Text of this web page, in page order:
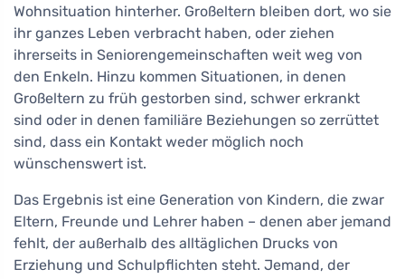
Wohnsituation hinterher. Großeltern bleiben dort, wo sie
ihr ganzes Leben verbracht haben, oder ziehen
ihrerseits in Seniorengemeinschaften weit weg von
den Enkeln. Hinzu kommen Situationen, in denen
Großeltern zu früh gestorben sind, schwer erkrankt
sind oder in denen familiäre Beziehungen so zerrüttet
sind, dass ein Kontakt weder möglich noch
wünschenswert ist.
Das Ergebnis ist eine Generation von Kindern, die zwar
Eltern, Freunde und Lehrer haben – denen aber jemand
fehlt, der außerhalb des alltäglichen Drucks von
Erziehung und Schulpflichten steht. Jemand, der